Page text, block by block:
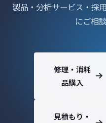
製品・分析サービス・採
にご相
修理・消耗
品購入
見積もり・